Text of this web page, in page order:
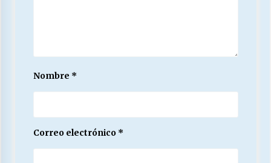
Nombre *
Correo electrónico *